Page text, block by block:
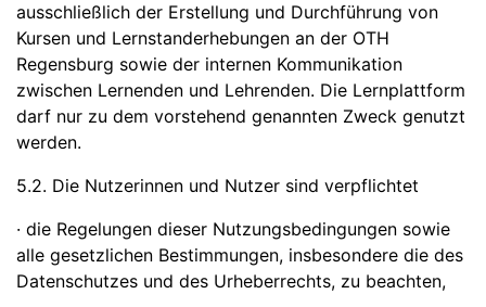
ausschließlich der Erstellung und Durchführung von
Kursen und Lernstanderhebungen an der OTH
Regensburg sowie der internen Kommunikation
zwischen Lernenden und Lehrenden. Die Lernplattform
darf nur zu dem vorstehend genannten Zweck genutzt
werden.
5.2. Die Nutzerinnen und Nutzer sind verpflichtet
· die Regelungen dieser Nutzungsbedingungen sowie
alle gesetzlichen Bestimmungen, insbesondere die des
Datenschutzes und des Urheberrechts, zu beachten,